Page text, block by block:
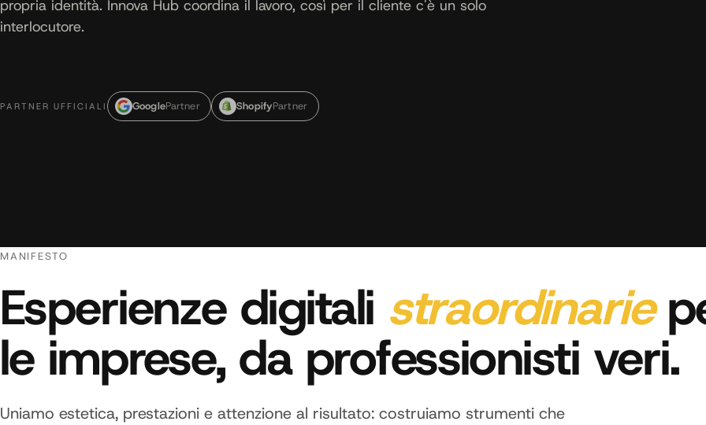
propria identità. Innova Hub coordina il lavoro, così per il cliente c'è un solo
interlocutore.
PARTNER UFFICIALI GooglePartner ShopifyPartner
MANIFESTO
Esperienze digitali straordinarie
le imprese, da professionisti veri.
Uniamo estetica, prestazioni e attenzione al risultato: costruiamo strumenti che